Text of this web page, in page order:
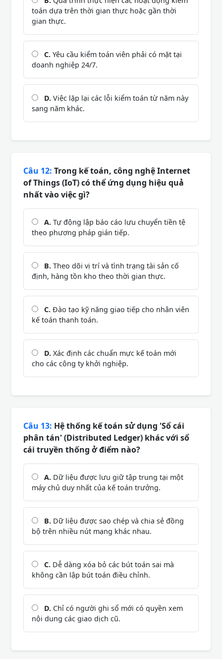
toán dựa trên thời gian thực hoặc gần thời
gian thực.
C. Yêu cầu kiểm toán viên phải có mặt tại
doanh nghiệp 24/7.
D. Việc lặp lại các lỗi kiểm toán từ năm này
sang năm khác.
Câu 12: Trong kế toán, công nghệ Internet
of Things (IoT) có thể ứng dụng hiệu quả
nhất vào việc gì?
A. Tự động lập báo cáo lưu chuyển tiền tệ
theo phương pháp gián tiếp.
B. Theo dõi vị trí và tình trạng tài sản cố
định, hàng tồn kho theo thời gian thực.
C. Đào tạo kỹ năng giao tiếp cho nhân viên
kế toán thanh toán.
D. Xác định các chuẩn mực kế toán mới
cho các công ty khởi nghiệp.
Câu 13: Hệ thống kế toán sử dụng 'Sổ cái
phân tán' (Distributed Ledger) khác với sổ
cái truyền thống ở điểm nào?
A. Dữ liệu được lưu giữ tập trung tại một
máy chủ duy nhất của kế toán trưởng.
B. Dữ liệu được sao chép và chia sẻ đồng
bộ trên nhiều nút mạng khác nhau.
C. Dễ dàng xóa bỏ các bút toán sai mà
không cần lập bút toán điều chỉnh.
D. Chỉ có người ghi sổ mới có quyền xem
nội dung các giao dịch cũ.